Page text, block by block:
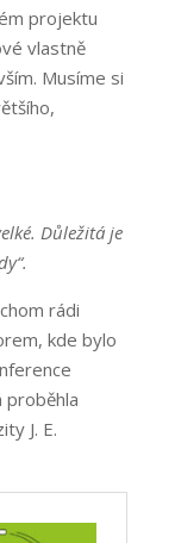
projektu
vlastně
Musíme si
Důležitá je
rádi
kde bylo
proběhla
J. E.